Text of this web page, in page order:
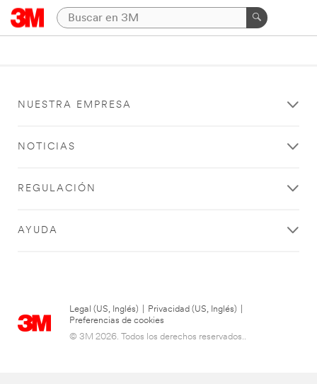
NUESTRA EMPRESA
NOTICIAS
REGULACIÓN
AYUDA
Legal (US, Inglés) Privacidad (US, Inglés)
Preferencias de cookies
© 3M 2026. Todos los derechos reservados..